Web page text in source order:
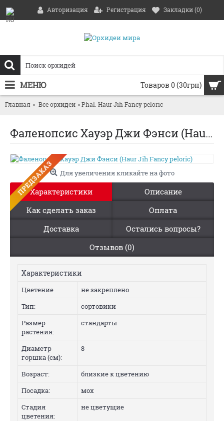
Авторизация Регистрация Закладки (0)
Товаров 0 (30грн)
МЕНЮ
Главная Все орхидеи Phal. Haur Jih Fancy peloric
Фаленопсис Хауэр Джи Фэнси (Haur Jih Fancy peloric)
ПРЕДЗАКАЗ Для увеличения кликайте на фото
Характеристики
Описание
Как сделать заказ
Оплата
Доставка
Остались вопросы?
Отзывов (0)
Характеристики
Цветение
не закреплено
Тип:
сортовики
Размер
растения:
стандарты
Диаметр
горшка (см):
8
Возраст:
близкие к цветению
Посадка:
мох
Стадия
цветения:
не цветущие